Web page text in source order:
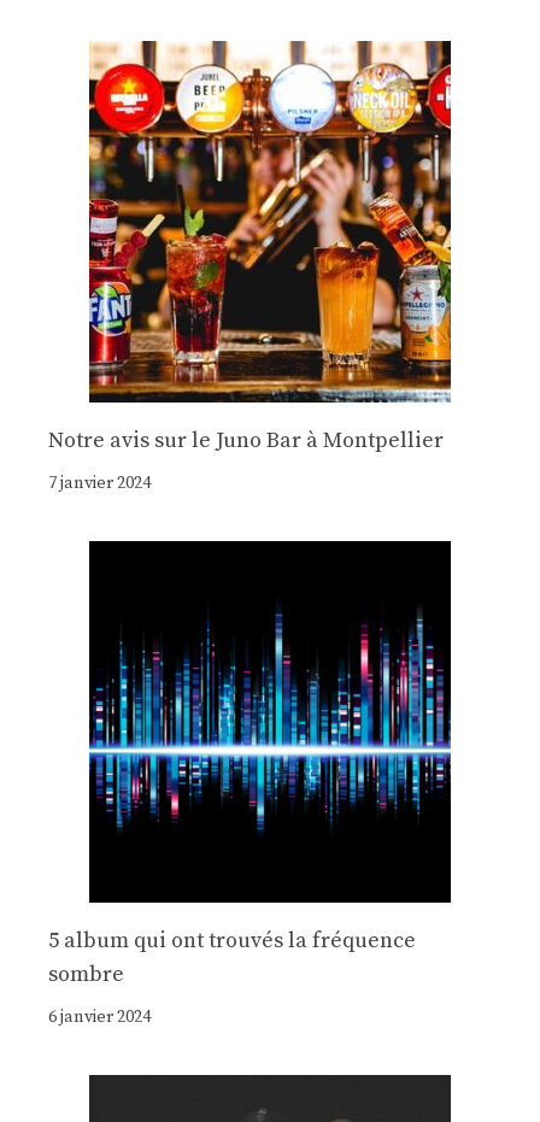
Notre avis sur le Juno Bar à Montpellier
7 janvier 2024
5 album qui ont trouvés la fréquence
sombre
6 janvier 2024